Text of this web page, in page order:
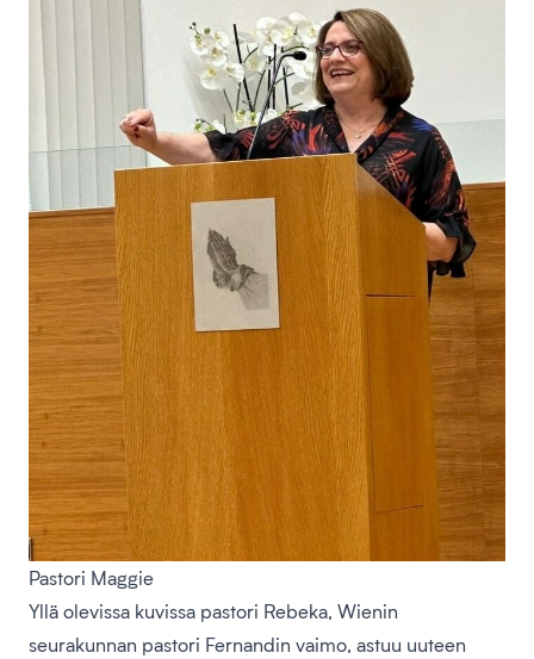
Pastori Maggie
Yllä olevissa kuvissa pastori Rebeka, Wienin
seurakunnan pastori Fernandin vaimo, astuu uuteen